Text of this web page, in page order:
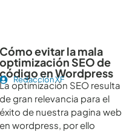
Cómo evitar la mala
optimización SEO de
código en Wordpress
Redacción XF
La optimización SEO resulta
de gran relevancia para el
éxito de nuestra pagina web
en wordpress, por ello